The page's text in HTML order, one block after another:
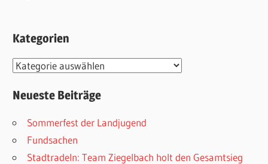
Kategorien
Kategorien
Neueste Beiträge
Sommerfest der Landjugend
Fundsachen
Stadtradeln: Team Ziegelbach holt den Gesamtsieg